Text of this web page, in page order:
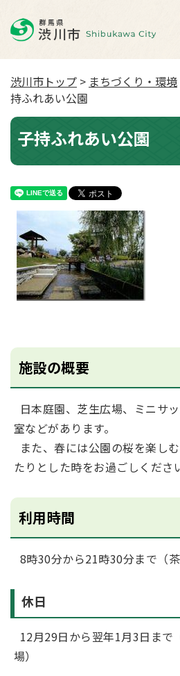
渋川市トップ > まちづくり・環境
持ふれあい公園
子持ふれあい公園
施設の概要
日本庭園、芝生広場、ミニサ
室などがあります。
また、春には公園の桜を楽し
たりとした時をお過ごしくださ
利用時間
8時30分から21時30分まで（
休日
12月29日から翌年1月3日まで
場）